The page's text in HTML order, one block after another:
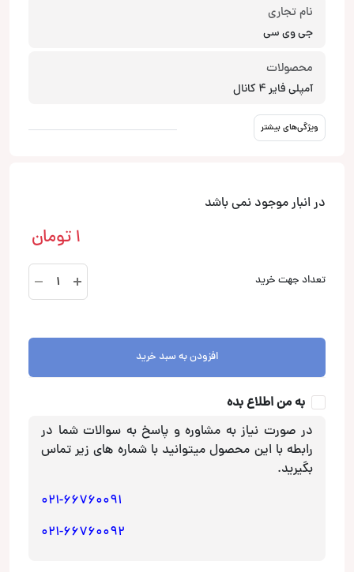
نام تجاری
جی وی سی
محصولات
آمپلی فایر 4 کانال
ویژگی‌های بیشتر
در انبار موجود نمی باشد
1 تومان
تعداد جهت خرید
KS-
DR3004
عدد
افزودن به سبد خرید
به من اطلاع بده
در صورت نیاز به مشاوره و پاسخ به سوالات شما در
رابطه با این محصول میتوانید با شماره های زیر تماس
بگیرید.
021-66760091
021-66760092